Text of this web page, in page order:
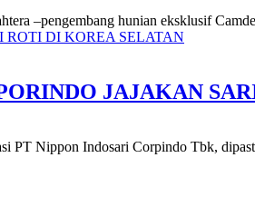
–pengembang hunian eksklusif
JAJAKAN
PT Nippon Indosari Corpindo Tbk,